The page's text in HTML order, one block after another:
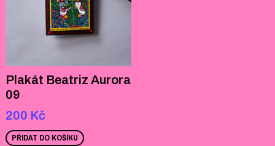
Plakát Beatriz Aurora
09
200 Kč
PŘIDAT DO KOŠÍKU